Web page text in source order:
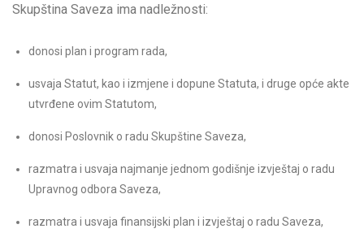
Skupština Saveza ima nadležnosti:
donosi plan i program rada,
usvaja Statut, kao i izmjene i dopune Statuta, i druge opće akte
utvrđene ovim Statutom,
donosi Poslovnik o radu Skupštine Saveza,
razmatra i usvaja najmanje jednom godišnje izvještaj o radu
Upravnog odbora Saveza,
razmatra i usvaja finansijski plan i izvještaj o radu Saveza,